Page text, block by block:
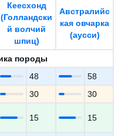
Кеесхонд
(Голландски
й волчий
шпиц)
Австралийс
кая овчарка
(аусси)
породы
48
58
30
30
15 15